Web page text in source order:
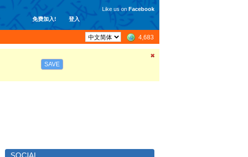
免费加入! 登入
Like us on Facebook
4,683
SAVE